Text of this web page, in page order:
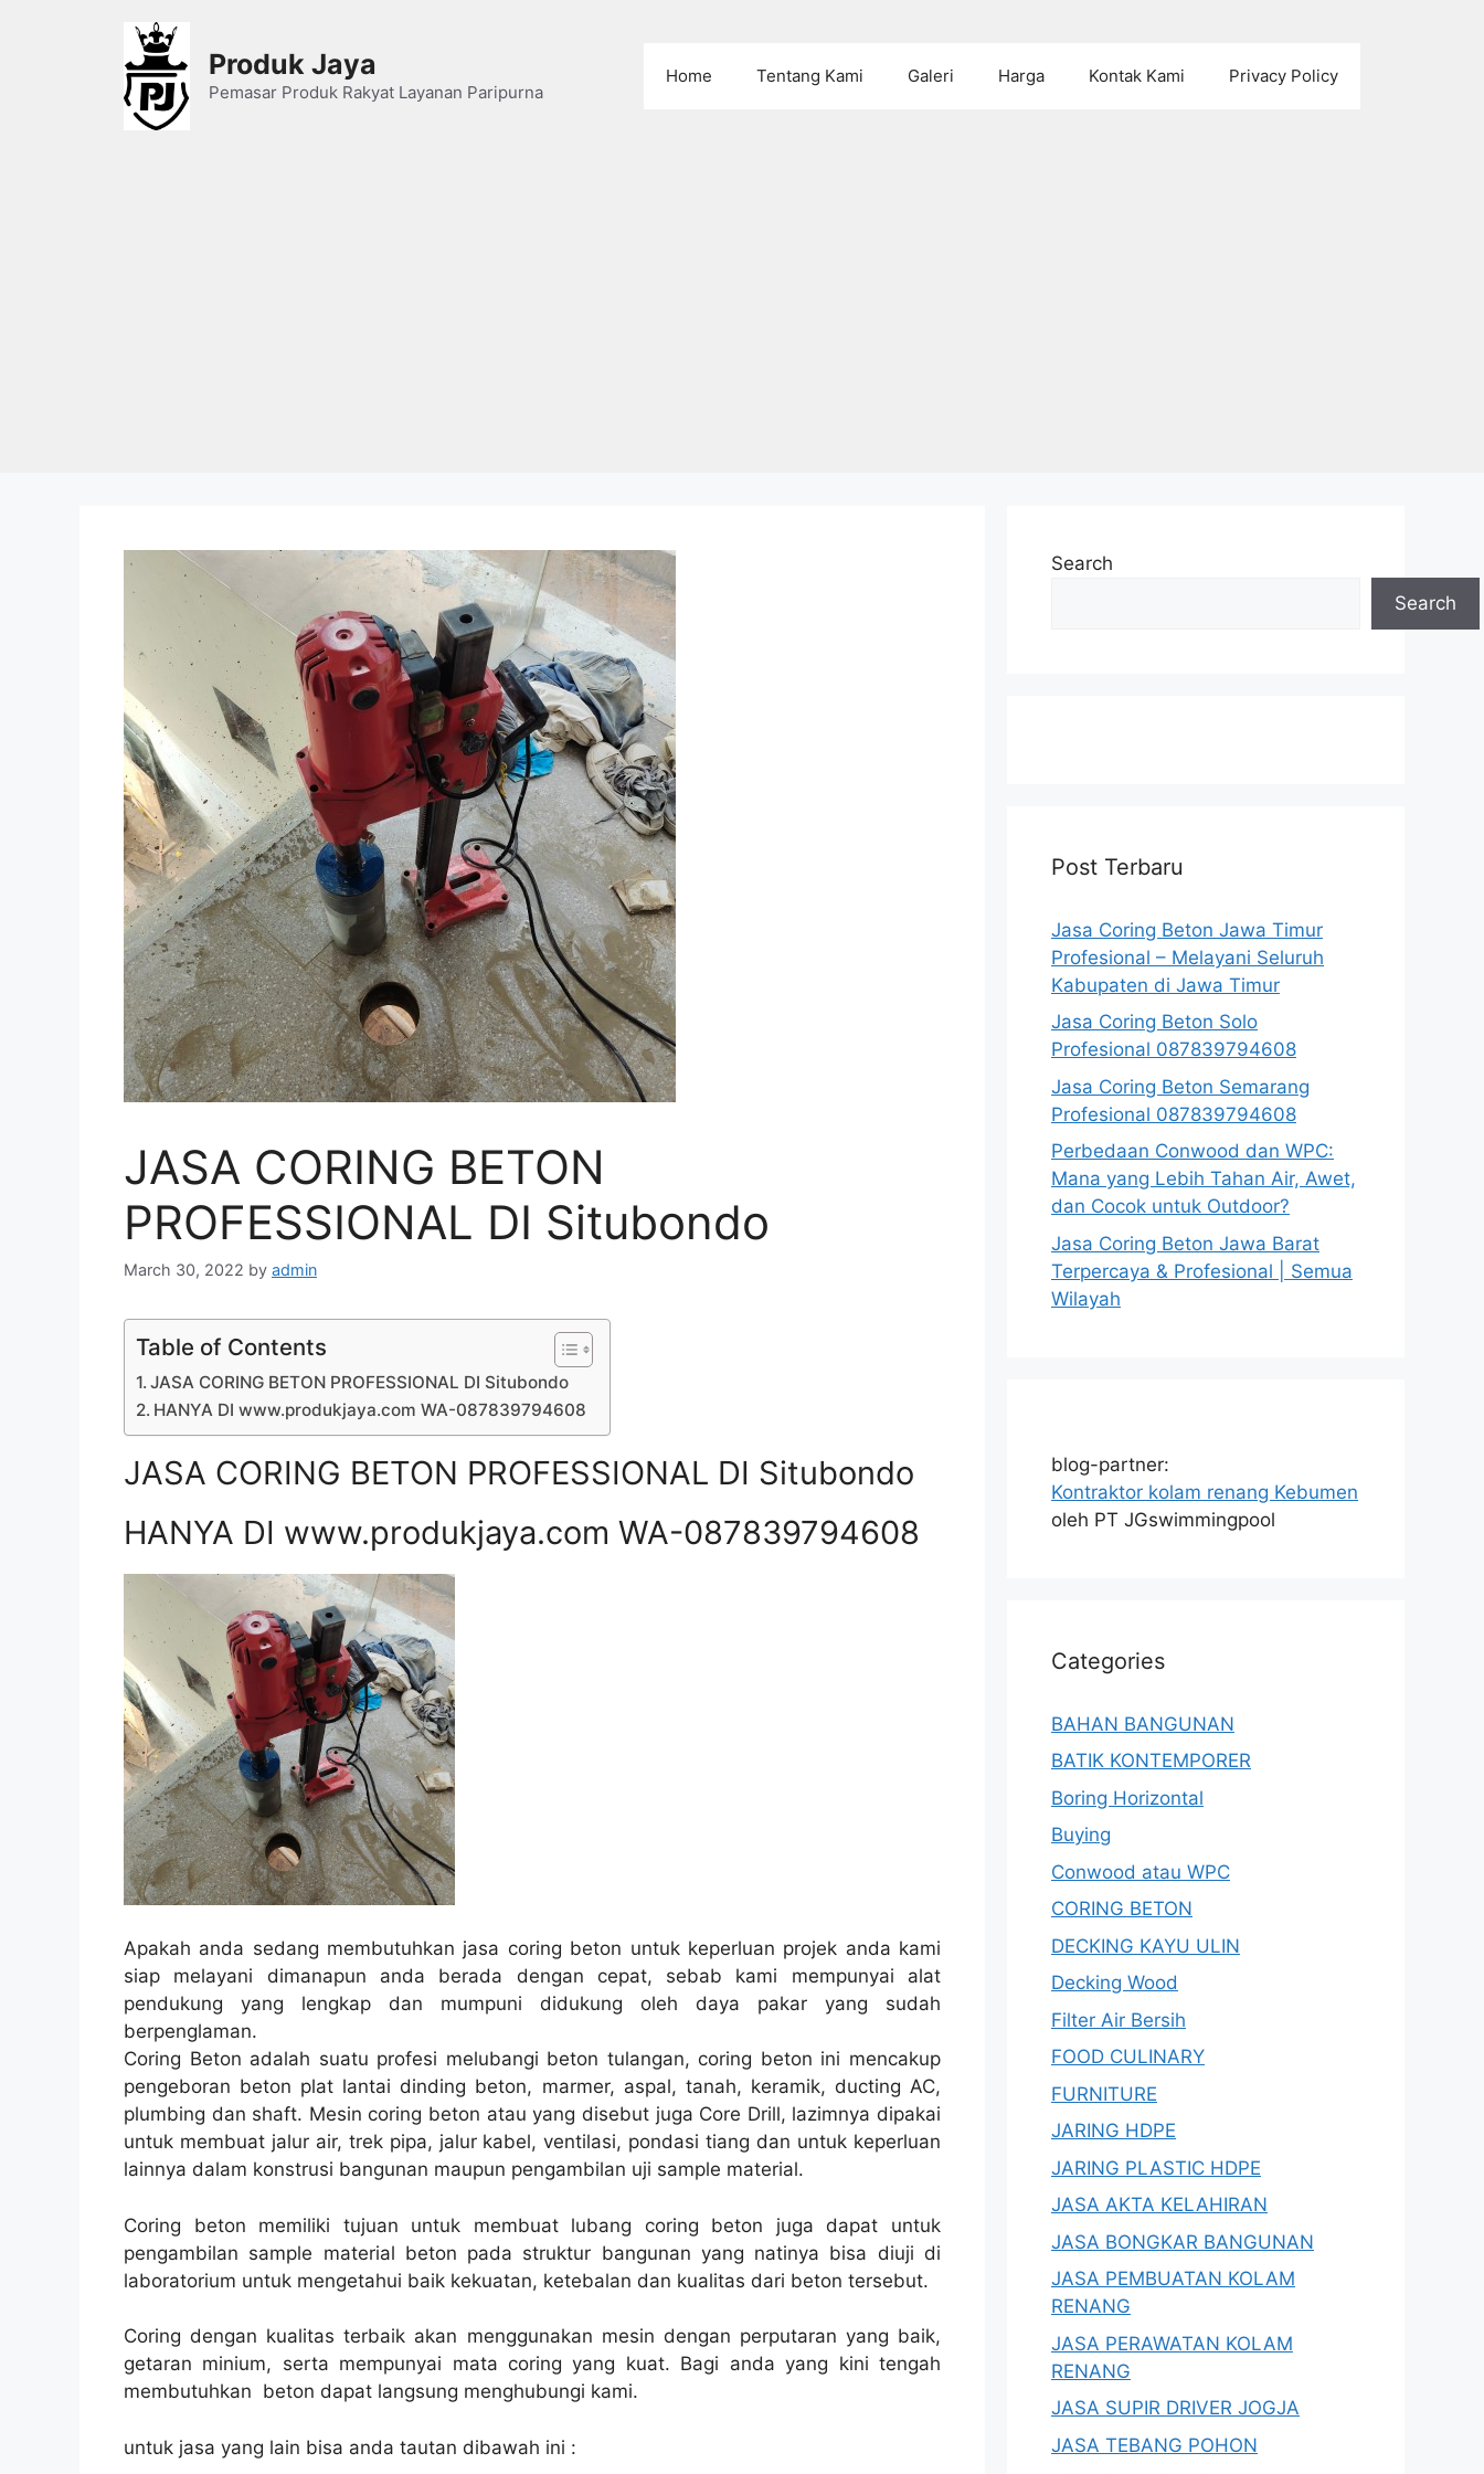
Produk Jaya
Pemasar Produk Rakyat Layanan Paripurna
Home Tentang Kami Galeri Harga Kontak Kami Privacy Policy
JASA CORING BETON
PROFESSIONAL DI Situbondo
March 30, 2022 by admin
Table of Contents
JASA CORING BETON PROFESSIONAL DI Situbondo
HANYA DI www.produkjaya.com WA-087839794608
JASA CORING BETON PROFESSIONAL DI Situbondo
HANYA DI www.produkjaya.com WA-087839794608
Apakah anda sedang membutuhkan jasa coring beton untuk keperluan projek anda kami
siap melayani dimanapun anda berada dengan cepat, sebab kami mempunyai alat
pendukung yang lengkap dan mumpuni didukung oleh daya pakar yang sudah
berpenglaman.
Coring Beton adalah suatu profesi melubangi beton tulangan, coring beton ini mencakup
pengeboran beton plat lantai dinding beton, marmer, aspal, tanah, keramik, ducting AC,
plumbing dan shaft. Mesin coring beton atau yang disebut juga Core Drill, lazimnya dipakai
untuk membuat jalur air, trek pipa, jalur kabel, ventilasi, pondasi tiang dan untuk keperluan
lainnya dalam konstrusi bangunan maupun pengambilan uji sample material.
Coring beton memiliki tujuan untuk membuat lubang coring beton juga dapat untuk
pengambilan sample material beton pada struktur bangunan yang natinya bisa diuji di
laboratorium untuk mengetahui baik kekuatan, ketebalan dan kualitas dari beton tersebut.
Coring dengan kualitas terbaik akan menggunakan mesin dengan perputaran yang baik,
getaran minium, serta mempunyai mata coring yang kuat. Bagi anda yang kini tengah
membutuhkan beton dapat langsung menghubungi kami.
untuk jasa yang lain bisa anda tautan dibawah ini :
Search
Search
Post Terbaru
Jasa Coring Beton Jawa Timur
Profesional – Melayani Seluruh
Kabupaten di Jawa Timur
Jasa Coring Beton Solo
Profesional 087839794608
Jasa Coring Beton Semarang
Profesional 087839794608
Perbedaan Conwood dan WPC:
Mana yang Lebih Tahan Air, Awet,
dan Cocok untuk Outdoor?
Jasa Coring Beton Jawa Barat
Terpercaya & Profesional | Semua
Wilayah
blog-partner:
Kontraktor kolam renang Kebumen
oleh PT JGswimmingpool
Categories
BAHAN BANGUNAN
BATIK KONTEMPORER
Boring Horizontal
Buying
Conwood atau WPC
CORING BETON
DECKING KAYU ULIN
Decking Wood
Filter Air Bersih
FOOD CULINARY
FURNITURE
JARING HDPE
JARING PLASTIC HDPE
JASA AKTA KELAHIRAN
JASA BONGKAR BANGUNAN
JASA PEMBUATAN KOLAM
RENANG
JASA PERAWATAN KOLAM
RENANG
JASA SUPIR DRIVER JOGJA
JASA TEBANG POHON